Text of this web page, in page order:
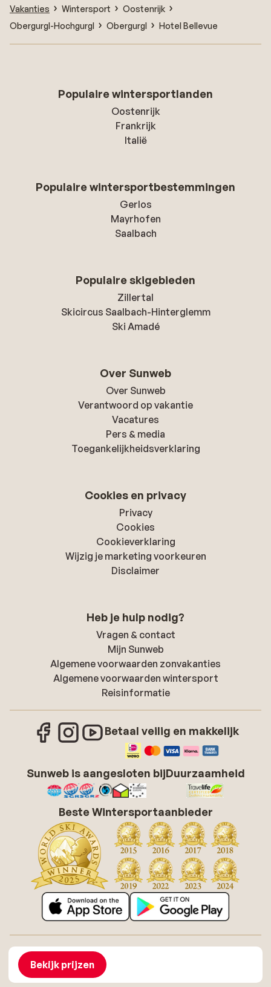
Bekijk prijzen
Vakanties Wintersport
Oostenrijk
Obergurgl-Hochgurgl
Obergurgl Hotel Bellevue
Populaire wintersportlanden
Oostenrijk
Frankrijk
Italië
Populaire wintersportbestemmingen
Gerlos
Mayrhofen
Saalbach
Populaire skigebieden
Zillertal
Skicircus Saalbach-Hinterglemm
Ski Amadé
Over Sunweb
Over Sunweb
Verantwoord op vakantie
Vacatures
Pers & media
Toegankelijkheidsverklaring
Cookies en privacy
Privacy
Cookies
Cookieverklaring
Wijzig je marketing voorkeuren
Disclaimer
Heb je hulp nodig?
Vragen & contact
Mijn Sunweb
Algemene voorwaarden zonvakanties
Algemene voorwaarden wintersport
Reisinformatie
Betaal veilig en makkelijk
Sunweb is aangesloten bijDuurzaamheid
Beste Wintersportaanbieder
Over Sunweb
Algemene voorwaarden zonvakanties
Toegankelijkheidsverklaring